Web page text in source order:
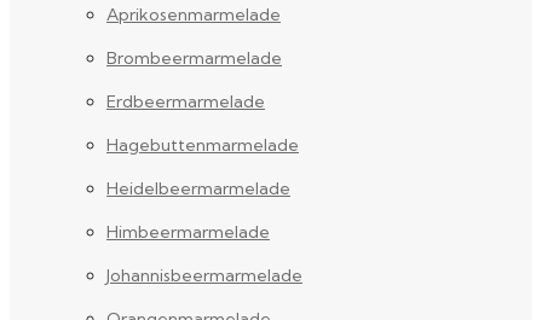
Aprikosenmarmelade
Brombeermarmelade
Erdbeermarmelade
Hagebuttenmarmelade
Heidelbeermarmelade
Himbeermarmelade
Johannisbeermarmelade